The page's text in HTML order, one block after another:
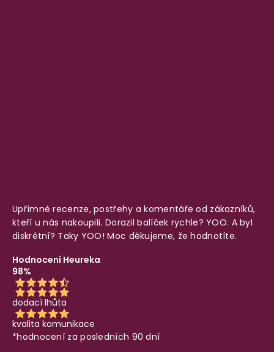
Upřímné recenze, postřehy a komentáře od zákazníků,
kteří u nás nakoupili. Dorazil balíček rychle? YOO. A byl
diskrétní? Taky YOO! Moc děkujeme, že hodnotíte.
Hodnocení Heureka
98%
dodací lhůta
kvalita komunikace
*hodnocení za posledních 90 dní